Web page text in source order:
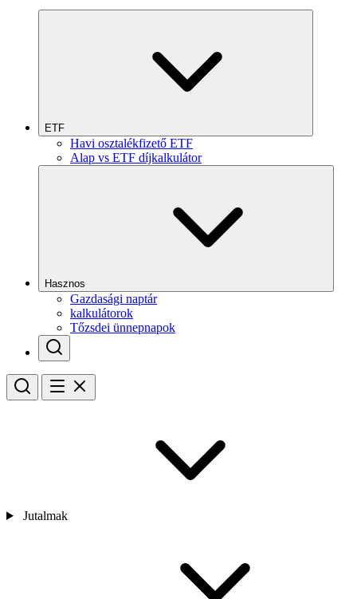
ETF
Havi osztalékfizető ETF
Alap vs ETF díjkalkulátor
Hasznos
Gazdasági naptár
kalkulátorok
Tőzsdei ünnepnapok
Jutalmak